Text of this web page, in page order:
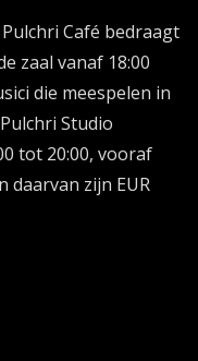
Café bedraagt
zaal vanaf 18:00
die meespelen in
Studio
tot 20:00, vooraf
daarvan zijn EUR